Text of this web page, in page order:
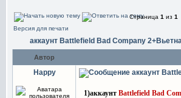
Страница 1 из 1
Версия для печати
аккаунт Battlefield Bad Company
Автор
Happy аккаунт
1)аккаунт Battlefield Bad